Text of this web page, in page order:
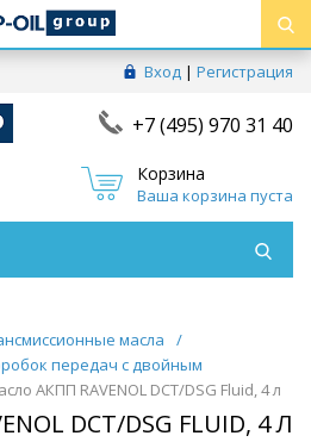
Вход | Регистрация
+7 (495) 970 31 40
Корзина
Ваша корзина пуста
масла
/
передач с двойным
АКПП RAVENOL DCT/DSG Fluid, 4 л
DCT/DSG FLUID, 4 Л